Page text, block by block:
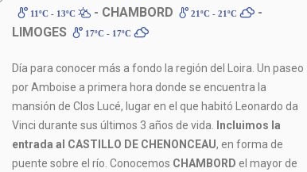
11ºC - 13ºC - CHAMBORD 21ºC - 21ºC
-
LIMOGES
17ºC - 17ºC
Día para conocer más a fondo la región del Loira. Un paseo
por Amboise a primera hora donde se encuentra la
mansión de Clos Lucé, lugar en el que habitó Leonardo da
Vinci durante sus últimos 3 años de vida. Incluimos la
entrada al CASTILLO DE CHENONCEAU, en forma de
puente sobre el río. Conocemos CHAMBORDel mayor de